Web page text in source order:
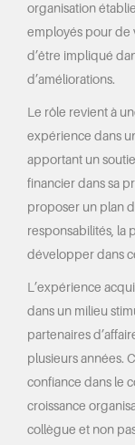
organisation
employés pour de
d’être impliqué
d’améliorations.
Le rôle revient à
expérience dans
apportant un
financier dans sa
proposer un plan
responsabilités, la
développer dans
L’expérience
dans un milieu
partenaires
plusieurs années.
confiance dans le
croissance
collègue et non